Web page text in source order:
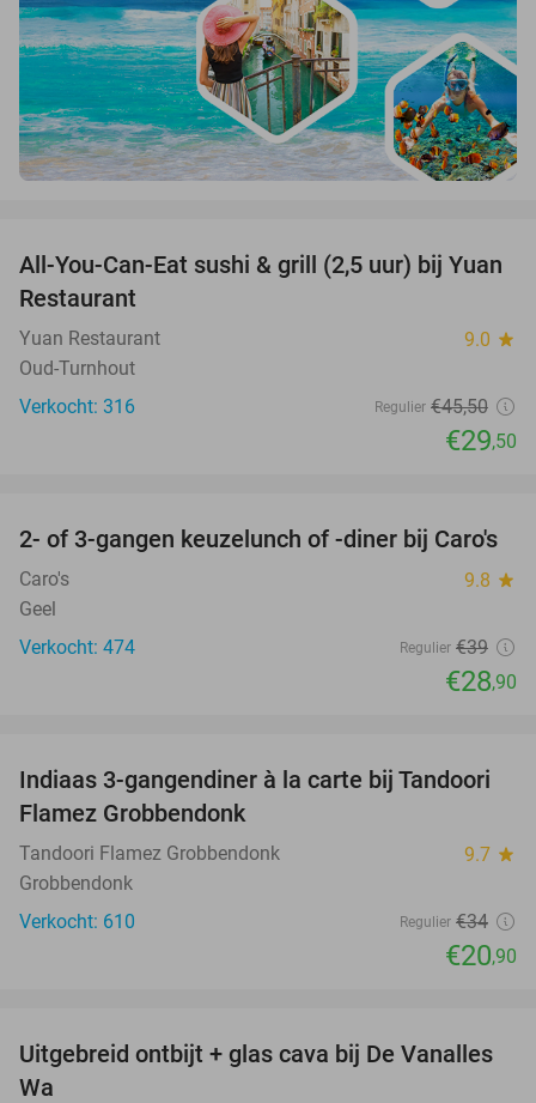
35%
All-You-Can-Eat sushi & grill (2,5 uur) bij Yuan
Restaurant
Yuan Restaurant 9.0 star
Oud-Turnhout
Verkocht: 316
Regulier €45,50
€29,50
26%
2- of 3-gangen keuzelunch of -diner bij Caro's
Caro's 9.8 star
Geel
Verkocht: 474
Regulier €39
€28,90
39%
Indiaas 3-gangendiner à la carte bij Tandoori
Flamez Grobbendonk
Tandoori Flamez Grobbendonk 9.7 star
Grobbendonk
Verkocht: 610
Regulier €34
€20,90
35%
Uitgebreid ontbijt + glas cava bij De Vanalles
Wa